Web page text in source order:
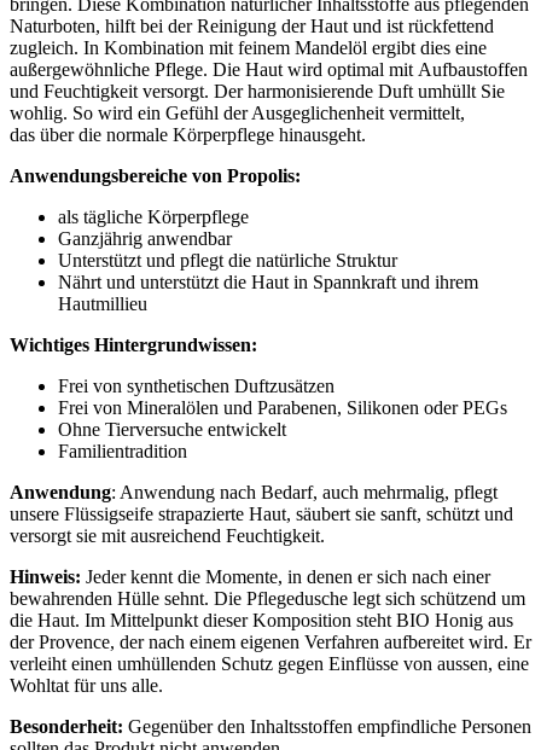
Naturboten, hilft bei der Reinigung der Haut und ist rückfettend
zugleich. In Kombination mit feinem Mandelöl ergibt dies eine
außergewöhnliche Pflege. Die Haut wird optimal mit Aufbaustoffen
und Feuchtigkeit versorgt. Der harmonisierende Duft umhüllt Sie
wohlig. So wird ein Gefühl der Ausgeglichenheit vermittelt,
das über die normale Körperpflege hinausgeht.
Anwendungsbereiche von Propolis:
als tägliche Körperpflege
Ganzjährig anwendbar
Unterstützt und pflegt die natürliche Struktur
Nährt und unterstützt die Haut in Spannkraft und ihrem
Hautmillieu
Wichtiges Hintergrundwissen:
Frei von synthetischen Duftzusätzen
Frei von Mineralölen und Parabenen, Silikonen oder PEGs
Ohne Tierversuche entwickelt
Familientradition
Anwendung: Anwendung nach Bedarf, auch mehrmalig, pflegt
unsere Flüssigseife strapazierte Haut, säubert sie sanft, schützt und
versorgt sie mit ausreichend Feuchtigkeit.
Hinweis: Jeder kennt die Momente, in denen er sich nach einer
bewahrenden Hülle sehnt. Die Pflegedusche legt sich schützend um
die Haut. Im Mittelpunkt dieser Komposition steht BIO Honig aus
der Provence, der nach einem eigenen Verfahren aufbereitet wird. Er
verleiht einen umhüllenden Schutz gegen Einflüsse von aussen, eine
Wohltat für uns alle.
Besonderheit: Gegenüber den Inhaltsstoffen empfindliche Personen